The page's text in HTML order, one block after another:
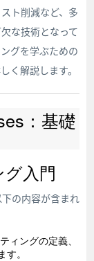
ト削減など、多
な技術となって
グを学ぶための
く解説します。
：基礎
入門
の内容が含まれ
ィングの定義、
。